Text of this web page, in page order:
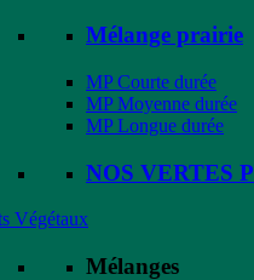
Mélange prairie
MP Courte durée
MP Moyenne durée
MP Longue durée
NOS VERTES
Végétaux
Mélanges